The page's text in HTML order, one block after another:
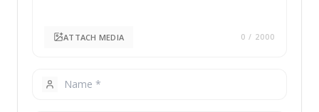
ATTACH MEDIA 0 / 2000